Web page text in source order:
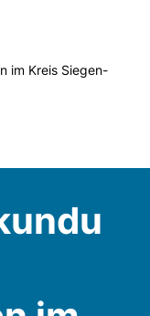
im Kreis Siegen-